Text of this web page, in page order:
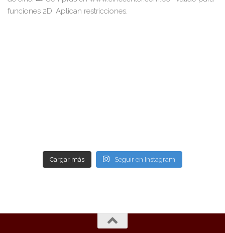
Cargar más Seguir en Instagram